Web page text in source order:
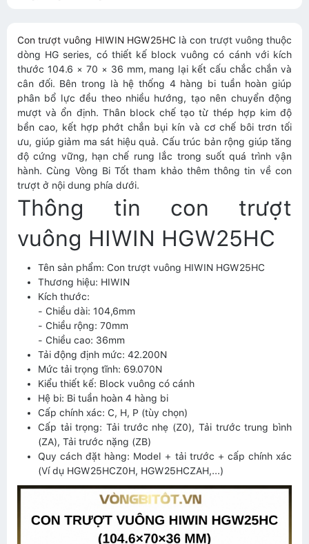
Con trượt vuông HIWIN HGW25HC là con trượt vuông thuộc
dòng HG series, có thiết kế block vuông có cánh với kích
thước 104.6 × 70 × 36 mm, mang lại kết cấu chắc chắn và
cân đối. Bên trong là hệ thống 4 hàng bi tuần hoàn giúp
phân bổ lực đều theo nhiều hướng, tạo nên chuyển động
mượt và ổn định. Thân block chế tạo từ thép hợp kim độ
bền cao, kết hợp phớt chắn bụi kín và cơ chế bôi trơn tối
ưu, giúp giảm ma sát hiệu quả. Cấu trúc bản rộng giúp tăng
độ cứng vững, hạn chế rung lắc trong suốt quá trình vận
hành. Cùng Vòng Bi Tốt tham khảo thêm thông tin về con
trượt ở nội dung phía dưới.
Thông tin con trượt
vuông HIWIN HGW25HC
Tên sản phẩm: Con trượt vuông HIWIN HGW25HC
Thương hiệu: HIWIN
Kích thước:
- Chiều dài: 104,6mm
- Chiều rộng: 70mm
- Chiều cao: 36mm
Tải động định mức: 42.200N
Mức tải trọng tĩnh: 69.070N
Kiểu thiết kế: Block vuông có cánh
Hệ bi: Bi tuần hoàn 4 hàng bi
Cấp chính xác: C, H, P (tùy chọn)
Cấp tải trọng: Tải trước nhẹ (Z0), Tải trước trung bình
(ZA), Tải trước nặng (ZB)
Quy cách đặt hàng: Model + tải trước + cấp chính xác
(Ví dụ HGW25HCZ0H, HGW25HCZAH,...)